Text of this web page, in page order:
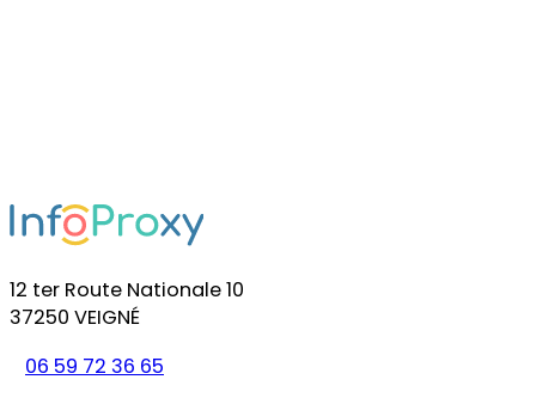
12 ter Route Nationale 10
37250 VEIGNÉ
06 59 72 36 65